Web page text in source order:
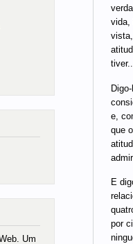
vida,
e,
que
E
por